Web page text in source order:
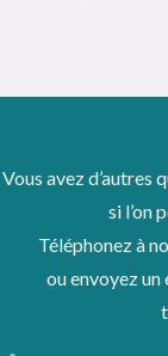
Vous avez d’autres
si l’on
Téléphonez à
ou envoyez un